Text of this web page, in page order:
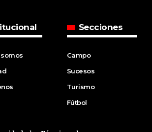
Secciones
Campo
Sucesos
Turismo
Fútbol